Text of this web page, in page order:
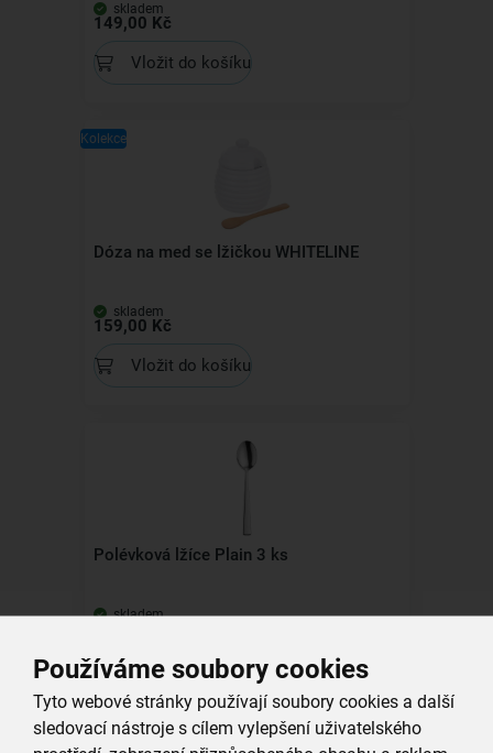
Používáme soubory cookies
Tyto webové stránky používají soubory cookies a další
sledovací nástroje s cílem vylepšení uživatelského
skladem
149,00 Kč
Vložit do košíku
Kolekce
Dóza na med se lžičkou WHITELINE
skladem
159,00 Kč
Vložit do košíku
Polévková lžíce Plain 3 ks
skladem
Vložit do košíku